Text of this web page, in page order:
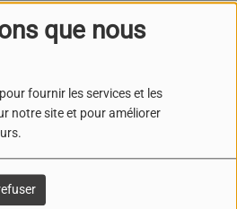
que nous
fournir les services et les
notre site et pour améliorer
DUBOIS